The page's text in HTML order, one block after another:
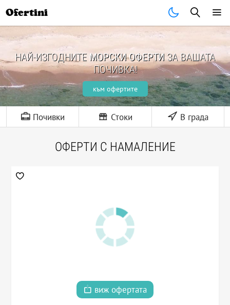
Ofertini
НАЙ-ИЗГОДНИТЕ МОРСКИ ОФЕРТИЗА ВАШАТА
ПОЧИВКА!
към офертите
Почивки Стоки В града
ОФЕРТИ С НАМАЛЕНИЕ
виж офертата